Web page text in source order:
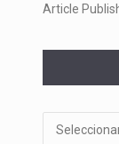
Article